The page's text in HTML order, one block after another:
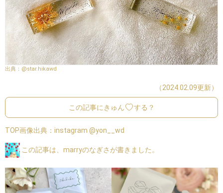
@star.hikawd
（2024.02.09更新）
この記事にきゅん する？
TOP画像出典： instagram @yon__wd
この記事は、marryのなぎさが書きました。